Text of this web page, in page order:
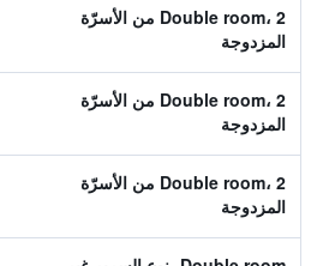
Double room، 2 من الأسرّة
المزدوجة
Double room، 2 من الأسرّة
المزدوجة
Double room، 2 من الأسرّة
المزدوجة